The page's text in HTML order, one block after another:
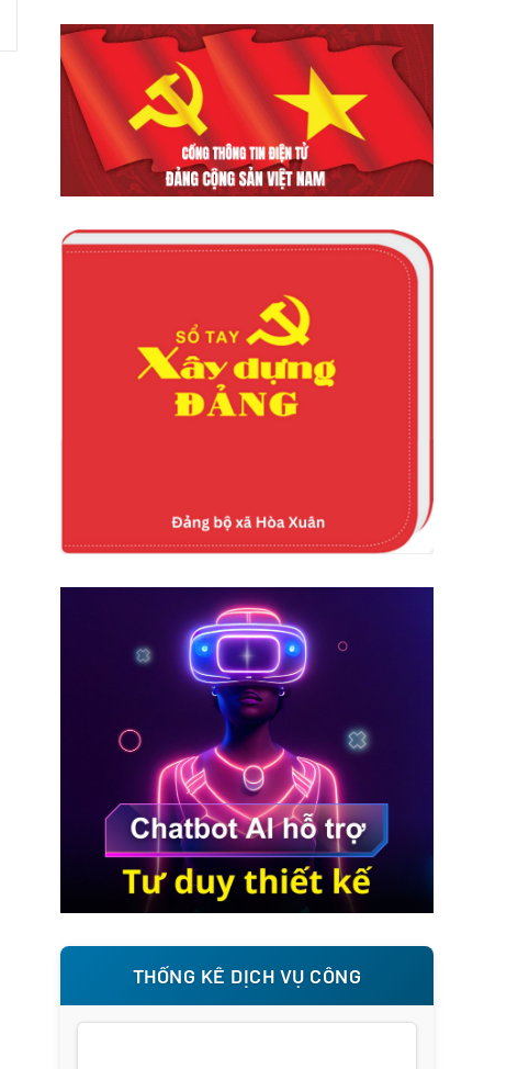
THỐNG KÊ DỊCH VỤ CÔNG